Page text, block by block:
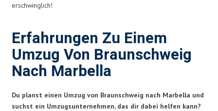
erschwinglich!
Erfahrungen Zu Einem
Umzug Von Braunschweig
Nach Marbella
Du planst einen Umzug von Braunschweig nach Marbella und
suchst ein Umzugsunternehmen, das dir dabei helfen kann?